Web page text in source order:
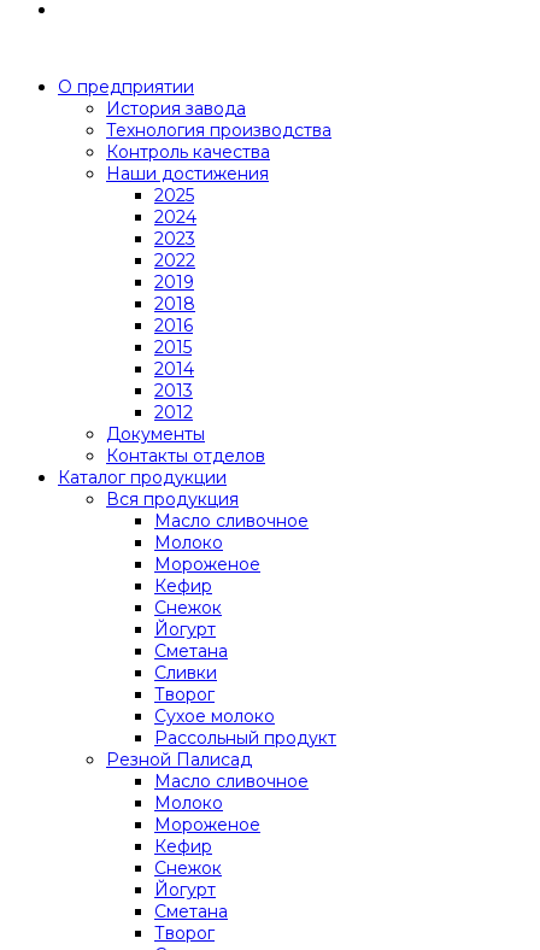
О предприятии
История завода
Технология производства
Контроль качества
Наши достижения
2025
2024
2023
2022
2019
2018
2016
2015
2014
2013
2012
Документы
Контакты отделов
Каталог продукции
Вся продукция
Масло сливочное
Молоко
Мороженое
Кефир
Снежок
Йогурт
Сметана
Сливки
Творог
Сухое молоко
Рассольный продукт
Резной Палисад
Масло сливочное
Молоко
Мороженое
Кефир
Снежок
Йогурт
Сметана
Творог